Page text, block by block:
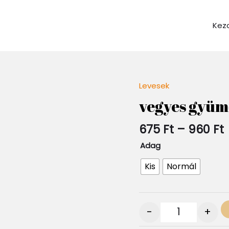
Levesek
vegyes
675 Ft – 960 Ft
-
Adag
Kis Normál
- +